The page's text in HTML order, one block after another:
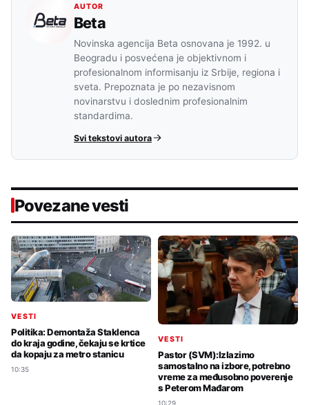
AUTOR
Beta
Novinska agencija Beta osnovana je 1992. u
Beogradu i posvećena je objektivnom i
profesionalnom informisanju iz Srbije, regiona i
sveta. Prepoznata je po nezavisnom
novinarstvu i doslednim profesionalnim
standardima.
Svi tekstovi autora
Povezane vesti
VESTI
Politika: Demontaža Staklenca
do kraja godine, čekaju se krtice
da kopaju za metro stanicu
10:35
VESTI
Pastor (SVM):Izlazimo
samostalno na izbore, potrebno
vreme za međusobno poverenje
s Peterom Mađarom
10:29